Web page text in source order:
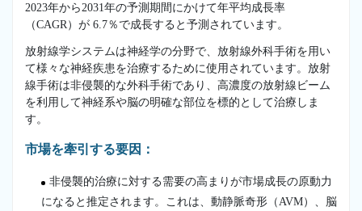
2023年から2031年の予測期間にかけて年平均成長率
（CAGR）が 6.7％で成長すると予測されています。
放射線学システムは神経学の分野で、放射線外科手術を用い
て様々な神経疾患を治療するために使用されています。放射
線手術は非侵襲的な外科手術であり、高濃度の放射線ビーム
を利用して神経系や脳の明確な部位を標的として治療しま
す。
市場を牽引する要因：
非侵襲的治療に対する需要の高まりが市場成長の原動力
になると推定されます。これは、動静脈奇形（AVM）、脳